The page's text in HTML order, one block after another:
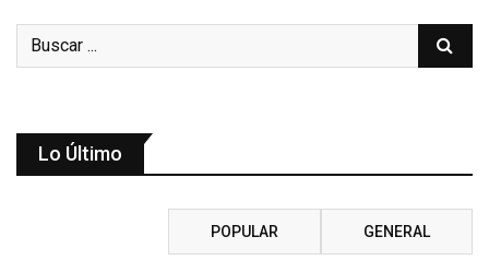
Lo Último
POPULAR GENERAL